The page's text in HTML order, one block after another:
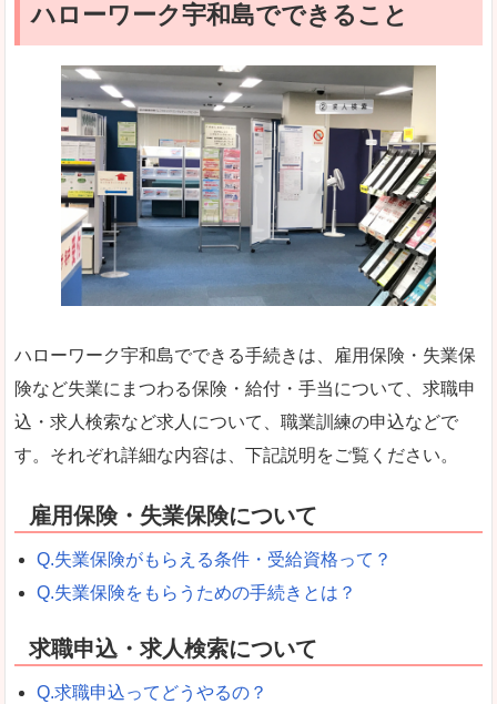
ハローワーク宇和島でできること
ハローワーク宇和島でできる手続きは、雇用保険・失業保
険など失業にまつわる保険・給付・手当について、求職申
込・求人検索など求人について、職業訓練の申込などで
す。それぞれ詳細な内容は、下記説明をご覧ください。
雇用保険・失業保険について
Q.失業保険がもらえる条件・受給資格って？
Q.失業保険をもらうための手続きとは？
求職申込・求人検索について
Q.求職申込ってどうやるの？